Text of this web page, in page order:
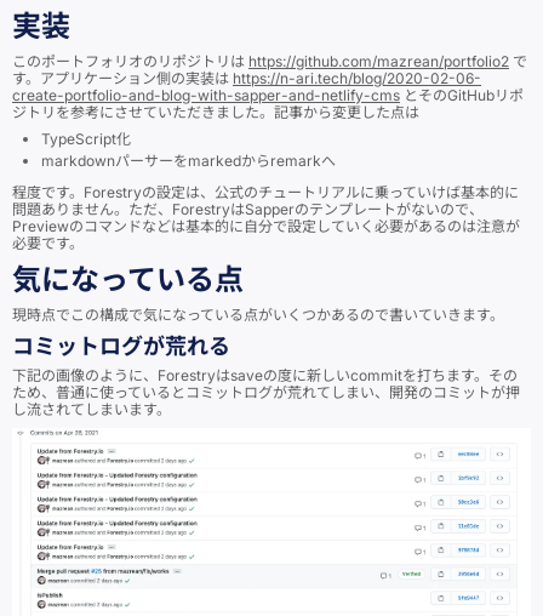
実装
このポートフォリオのリポジトリは https://github.com/mazrean/portfolio2 で
す。アプリケーション側の実装は https://n-ari.tech/blog/2020-02-06-
create-portfolio-and-blog-with-sapper-and-netlify-cms とそのGitHubリポ
ジトリを参考にさせていただきました。記事から変更した点は
TypeScript化
markdownパーサーをmarkedからremarkへ
程度です。Forestryの設定は、公式のチュートリアルに乗っていけば基本的に
問題ありません。ただ、ForestryはSapperのテンプレートがないので、
Previewのコマンドなどは基本的に自分で設定していく必要があるのは注意が
必要です。
気になっている点
現時点でこの構成で気になっている点がいくつかあるので書いていきます。
コミットログが荒れる
下記の画像のように、Forestryはsaveの度に新しいcommitを打ちます。その
ため、普通に使っているとコミットログが荒れてしまい、開発のコミットが押
し流されてしまいます。